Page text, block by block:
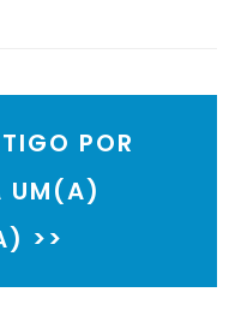
POR
UM(A)
>>